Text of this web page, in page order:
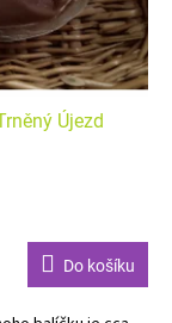
Újezd
Do košíku